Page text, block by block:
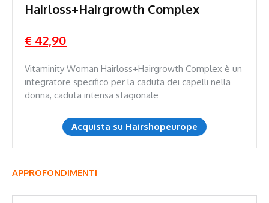
Hairloss+Hairgrowth Complex
€ 42,90
Vitaminity Woman Hairloss+Hairgrowth Complex è un
integratore specifico per la caduta dei capelli nella
donna, caduta intensa stagionale
Acquista su Hairshopeurope
APPROFONDIMENTI